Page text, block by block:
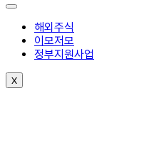
너
해외주식
이모저모
정부지원사업
X